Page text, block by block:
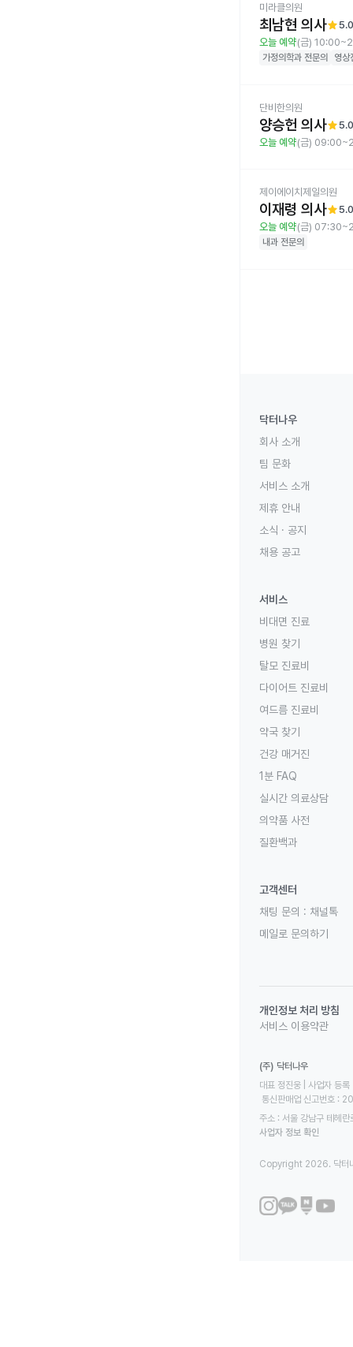
미라클의원
최남현 의사star5.0
오늘 예약(금)
가정의학과 전문의 영상
단비한의원
양승헌 의사star5.0
오늘 예약(금)
제이에이치제일의원
이재령 의사star5.0
오늘 예약(금)
내과 전문의
닥터나우
회사 소개
팀 문화
서비스 소개
제휴 안내
소식 · 공지
채용 공고
서비스
비대면 진료
병원 찾기
탈모 진료비
다이어트 진료비
여드름 진료비
약국 찾기
건강 매거진
1분 FAQ
실시간 의료상담
의약품 사전
질환백과
고객센터
채팅 문의 : 채널톡
메일로 문의하기
개인정보 처리 방침
서비스 이용약관
(주) 닥터나우
대표 정진웅 | 사업자
통신판매업 신고번호
주소 : 서울 강남구 테헤
사업자 정보 확인
Copyright 2026. 닥터